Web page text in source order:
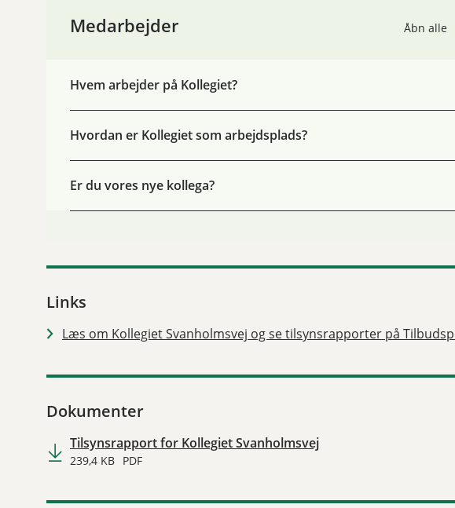
Medarbejder Åbn alle
Hvem arbejder på Kollegiet?
Hvordan er Kollegiet som arbejdsplads?
Er du vores nye kollega?
Links
Læs om Kollegiet Svanholmsvej og se tilsynsrapporter på
Dokumenter
Tilsynsrapport for Kollegiet Svanholmsvej
239,4 KB PDF